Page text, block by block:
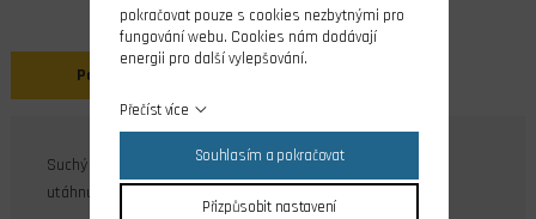
Popis
Suchý zip z pevného materiálu. Používaný u vrtulníku na
utáhnutí lipol baterií nebo v obřích modelech letadel.
pokračovat pouze s cookies nezbytnými pro
fungování webu. Cookies nám dodávají
energii pro další vylepšování.
Přečíst více
Souhlasím a pokračovat
Přizpůsobit nastavení